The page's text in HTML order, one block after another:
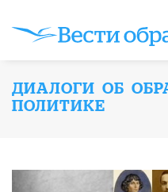
ДИАЛОГИ ОБ
ПОЛИТИКЕ